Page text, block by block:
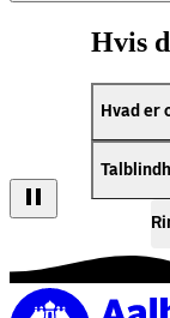
Hvis
Hvad er